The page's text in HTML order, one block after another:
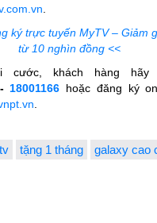
ký trực tuyến MyTV – Giảm
từ 10 nghìn đồng <<
cước, khách hàng hãy
18001166 hoặc đăng ký
tặng 1 tháng galaxy cao